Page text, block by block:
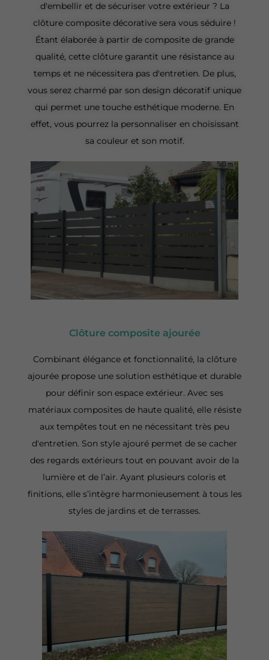
d'embellir et de sécuriser votre extérieur ? La
clôture composite décorative sera vous séduire !
Étant élaborée à partir de composite de grande
qualité, cette clôture garantit une résistance au
temps et ne nécessitera pas d'entretien. De plus,
vous serez charmé par son design décoratif unique
qui permet une touche esthétique moderne. En
effet, vous pourrez la personnaliser en choisissant
sa couleur et son motif.
Clôture composite ajourée
Combinant élégance et fonctionnalité, la clôture
ajourée propose une solution esthétique et durable
pour définir son espace extérieur. Avec ses
matériaux composites de haute qualité, elle résiste
aux tempêtes tout en ne nécessitant très peu
d'entretien. Son style ajouré permet de se cacher
des regards extérieurs tout en pouvant avoir de la
lumière et de l’air. Ayant plusieurs coloris et
finitions, elle s’intègre harmonieusement à tous les
styles de jardins et de terrasses.